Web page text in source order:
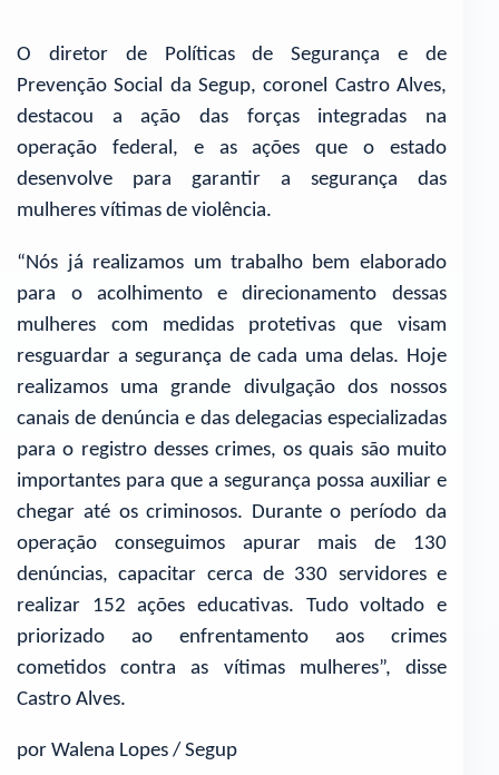
O diretor de Políticas de Segurança e de
Prevenção Social da Segup, coronel Castro Alves,
destacou a ação das forças integradas na
operação federal, e as ações que o estado
desenvolve para garantir a segurança das
mulheres vítimas de violência.
“Nós já realizamos um trabalho bem elaborado
para o acolhimento e direcionamento dessas
mulheres com medidas protetivas que visam
resguardar a segurança de cada uma delas. Hoje
realizamos uma grande divulgação dos nossos
canais de denúncia e das delegacias especializadas
para o registro desses crimes, os quais são muito
importantes para que a segurança possa auxiliar e
chegar até os criminosos. Durante o período da
operação conseguimos apurar mais de 130
denúncias, capacitar cerca de 330 servidores e
realizar 152 ações educativas. Tudo voltado e
priorizado ao enfrentamento aos crimes
cometidos contra as vítimas mulheres”, disse
Castro Alves.
por Walena Lopes / Segup